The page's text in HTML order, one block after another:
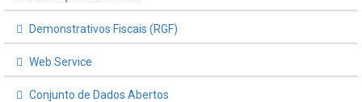
Demonstrativos Fiscais (RGF)
Web Service
Conjunto de Dados Abertos